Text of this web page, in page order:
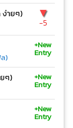
ง่ายๆ) ▼
-5
)
+New
Entry
ๆ) +New
Entry
+New
Entry